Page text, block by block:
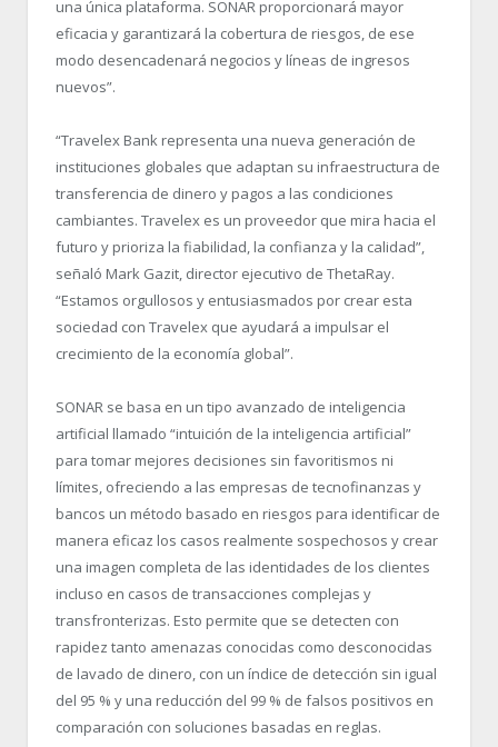
una única plataforma. SONAR proporcionará mayor
eficacia y garantizará la cobertura de riesgos, de ese
modo desencadenará negocios y líneas de ingresos
nuevos”.
“Travelex Bank representa una nueva generación de
instituciones globales que adaptan su infraestructura de
transferencia de dinero y pagos a las condiciones
cambiantes. Travelex es un proveedor que mira hacia el
futuro y prioriza la fiabilidad, la confianza y la calidad”,
señaló Mark Gazit, director ejecutivo de ThetaRay.
“Estamos orgullosos y entusiasmados por crear esta
sociedad con Travelex que ayudará a impulsar el
crecimiento de la economía global”.
SONAR se basa en un tipo avanzado de inteligencia
artificial llamado “intuición de la inteligencia artificial”
para tomar mejores decisiones sin favoritismos ni
límites, ofreciendo a las empresas de tecnofinanzas y
bancos un método basado en riesgos para identificar de
manera eficaz los casos realmente sospechosos y crear
una imagen completa de las identidades de los clientes
incluso en casos de transacciones complejas y
transfronterizas. Esto permite que se detecten con
rapidez tanto amenazas conocidas como desconocidas
de lavado de dinero, con un índice de detección sin igual
del 95 % y una reducción del 99 % de falsos positivos en
comparación con soluciones basadas en reglas.